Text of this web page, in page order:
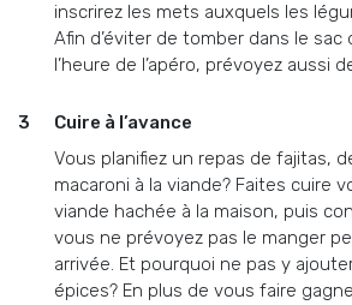
inscrirez les mets auxquels les
Afin d’éviter de tomber dans le sac
l’heure de l’apéro, prévoyez aussi
Cuire à l’avance
Vous planifiez un repas de fajitas,
macaroni à la viande? Faites cuire
viande hachée à la maison, puis
vous ne prévoyez pas le manger
arrivée. Et pourquoi ne pas y
épices? En plus de vous faire